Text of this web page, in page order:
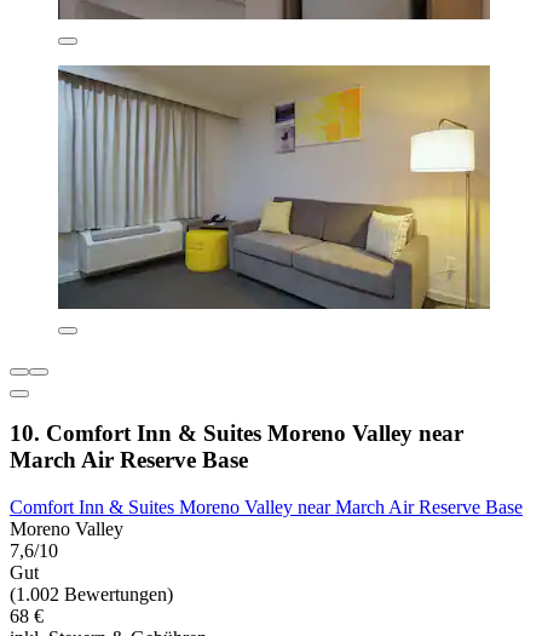
10. Comfort Inn & Suites Moreno Valley near
March Air Reserve Base
Comfort Inn & Suites Moreno Valley near March Air Reserve Base
Moreno Valley
7,6/10
Gut
(1.002 Bewertungen)
68 €